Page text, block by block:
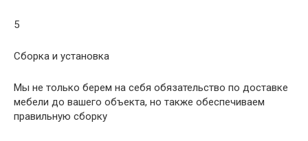
5
Сборка и установка
Мы не только берем на себя обязательство по доставке
мебели до вашего объекта, но также обеспечиваем
правильную сборку